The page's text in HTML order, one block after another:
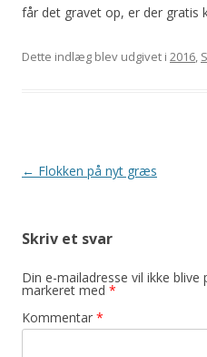
får det gravet op, er der gratis
Dette indlæg blev udgivet i 2016,
Indlægsnavigation
← Flokken på nyt græs
Skriv et svar
Din e-mailadresse vil ikke blive
markeret med *
Kommentar *